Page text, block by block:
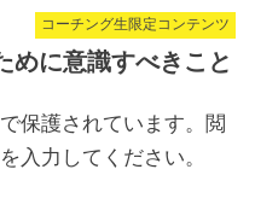
コーチング生限定コンテンツ
めに意識すべきこと
保護されています。閲
入力してください。